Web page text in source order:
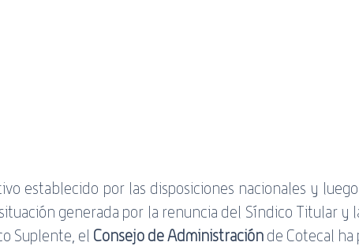
establecido por las disposiciones nacionales y
generada por la renuncia del Síndico Titular y
Suplente, el Consejo de Administración de Cotecal